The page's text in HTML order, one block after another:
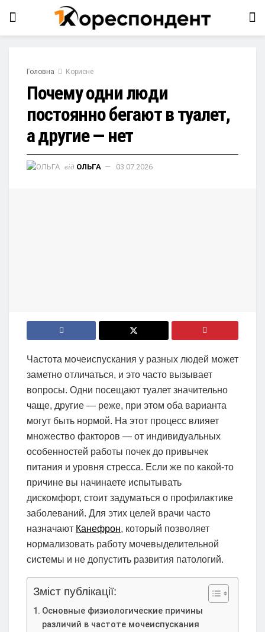
Головна Корисне
Почему одни люди
постоянно бегают в туалет,
а другие — нет
від ОЛЬГА 03.07.2026
Частота мочеиспускания у разных людей может
заметно отличаться, и это часто вызывает
вопросы. Одни посещают туалет значительно
чаще, другие — реже, при этом оба варианта
могут быть нормой. На этот процесс влияет
множество факторов — от индивидуальных
особенностей работы почек до привычек
питания и уровня стресса. Если же по какой-то
причине вы начинаете испытывать
дискомфорт, стоит задуматься о профилактике
заболеваний. Для этих целей врачи часто
назначают Канефрон, который позволяет
нормализовать работу мочевыделительной
системы и не допустить развития патологий.
Зміст публікації:
Основные физиологические причины
различий в частоте мочеиспускания